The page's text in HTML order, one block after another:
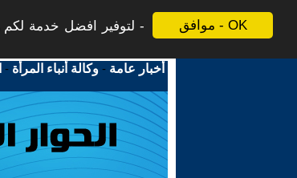
موافق - OK
لتوفير افضل خدمة لكم
أخبار عامة -وكالة أنباء المرأة -